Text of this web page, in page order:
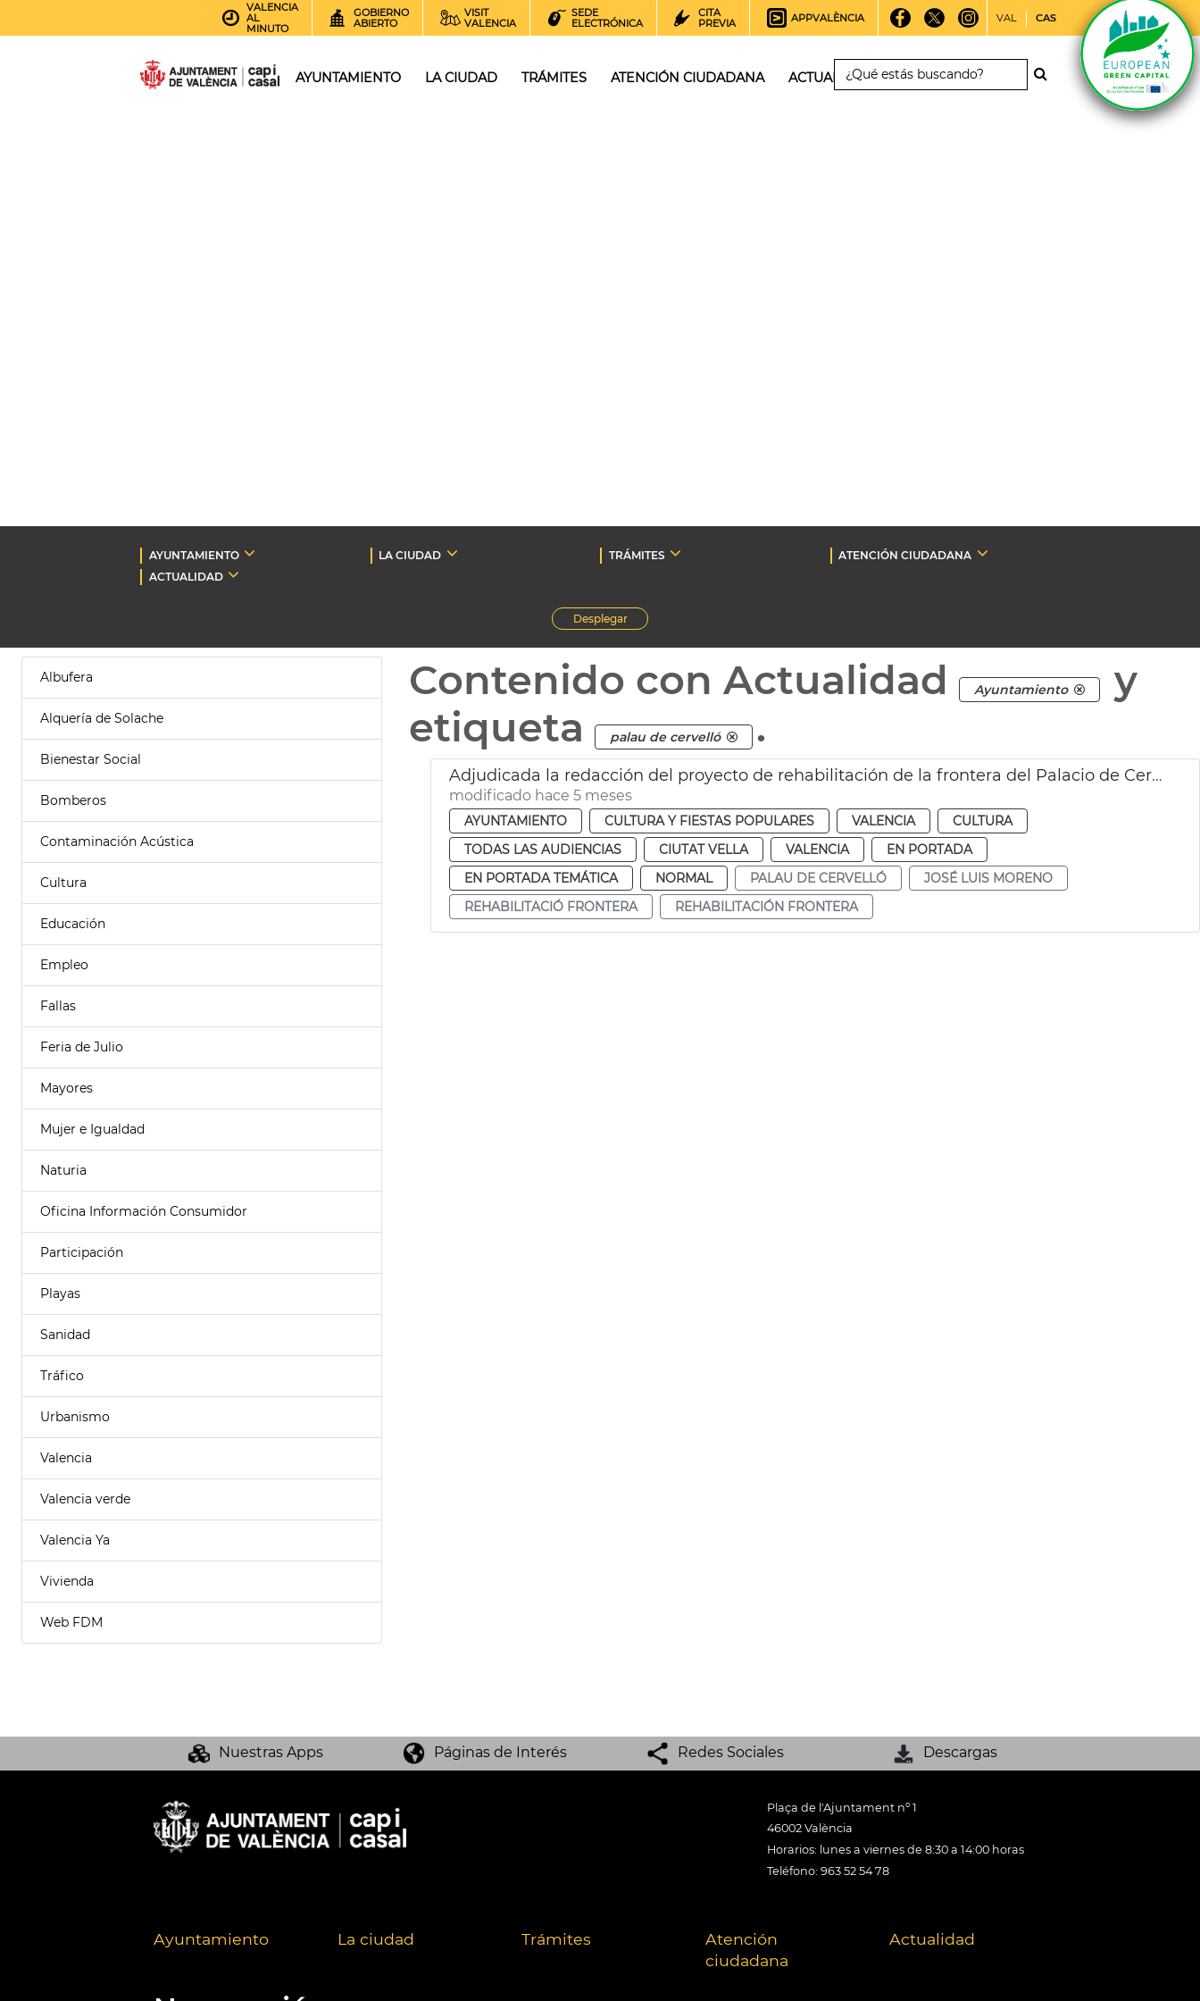
VALENCIA
AL
MINUTO
GOBIERNO
ABIERTO
VISIT
VALENCIA
SEDE
ELECTRÓNICA
CITA
PREVIA
APPVALÈNCIA VAL CAS
AYUNTAMIENTO LA CIUDAD TRÁMITES ATENCIÓN CIUDADANA ACTUALIDAD
AYUNTAMIENTO LA CIUDAD TRÁMITES
ATENCIÓN CIUDADANA
ACTUALIDAD
Desplegar
Albufera
Alquería de Solache
Bienestar Social
Bomberos
Contaminación Acústica
Cultura
Educación
Empleo
Fallas
Feria de Julio
Mayores
Mujer e Igualdad
Naturia
Oficina Información Consumidor
Participación
Playas
Sanidad
Tráfico
Urbanismo
Valencia
Valencia verde
Valencia Ya
Vivienda
Web FDM
Contenido con Actualidad Ayuntamiento
y
etiqueta
palau de cervelló .
Adjudicada la redacción del proyecto de rehabilitación de la frontera del Palacio de Cervelló
modificado hace 5 meses
AYUNTAMIENTO CULTURA Y FIESTAS POPULARES VALENCIA
CULTURA
TODAS LAS AUDIENCIAS
CIUTAT VELLA VALENCIA
EN PORTADA
EN PORTADA TEMÁTICA
NORMAL PALAU DE CERVELLÓ
JOSÉ LUIS MORENO
REHABILITACIÓ FRONTERA
REHABILITACIÓN FRONTERA
Nuestras Apps Páginas de Interés Redes Sociales Descargas
Plaça de l'Ajuntament nº 1
46002 València
Horarios: lunes a viernes de 8:30 a 14:00 horas
Teléfono: 963 52 54 78
Ayuntamiento La ciudad Trámites
Atención
ciudadana
Actualidad